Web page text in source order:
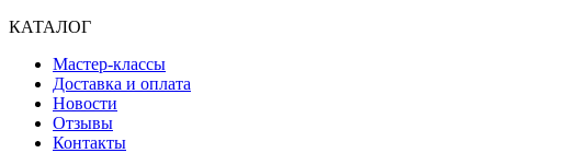
КАТАЛОГ
Мастер-классы
Доставка и оплата
Новости
Отзывы
Контакты